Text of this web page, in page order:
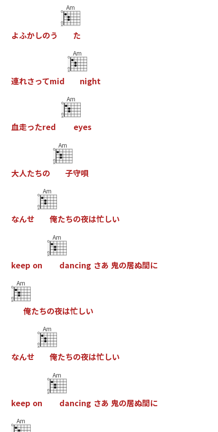
よふかしのう
Am
た
連れさってmid
Am
night
血走ったred
Am
eyes
大人たちの
Am
子守唄
なんせ
Am
俺たちの夜は忙しい
keep on
Am
dancing さあ 鬼の居ぬ間に
Am
俺たちの夜は忙しい
なんせ
Am
俺たちの夜は忙しい
keep on
Am
dancing さあ 鬼の居ぬ間に
Am